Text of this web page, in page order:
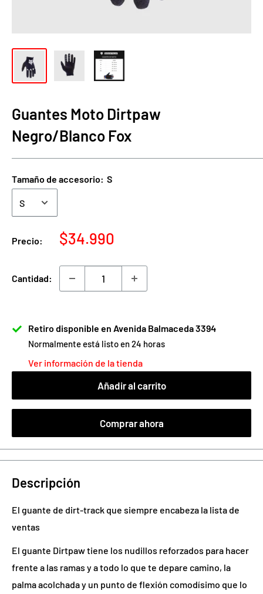
Guantes Moto Dirtpaw
Negro/Blanco Fox
Tamaño de accesorio: S
Precio:
Precio
venta
$34.990
Cantidad:
Retiro disponible en Avenida Balmaceda 3394
Normalmente está listo en 24 horas
Ver información de la tienda
Añadir al carrito
Comprar ahora
Descripción
El guante de dirt-track que siempre encabeza la lista de
ventas
El guante Dirtpaw tiene los nudillos reforzados para hacer
frente a las ramas y a todo lo que te depare camino, la
palma acolchada y un punto de flexión comodísimo que lo